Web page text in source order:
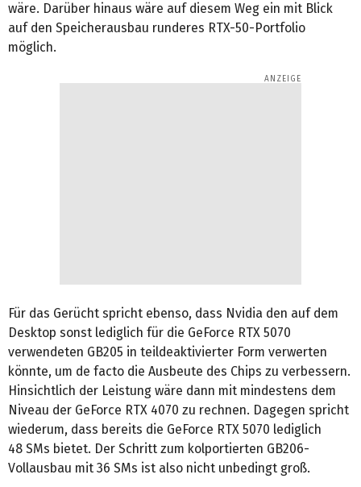
wäre. Darüber hinaus wäre auf diesem Weg ein mit Blick
auf den Speicherausbau runderes RTX-50-Portfolio
möglich.
Für das Gerücht spricht ebenso, dass Nvidia den auf dem
Desktop sonst lediglich für die GeForce RTX 5070
verwendeten GB205 in teildeaktivierter Form verwerten
könnte, um de facto die Ausbeute des Chips zu verbessern.
Hinsichtlich der Leistung wäre dann mit mindestens dem
Niveau der GeForce RTX 4070 zu rechnen. Dagegen spricht
wiederum, dass bereits die GeForce RTX 5070 lediglich
48 SMs bietet. Der Schritt zum kolportierten GB206-
Vollausbau mit 36 SMs ist also nicht unbedingt groß.